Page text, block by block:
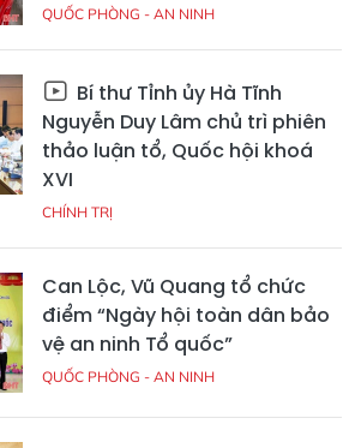
QUỐC PHÒNG - AN NINH
Bí thư Tỉnh ủy Hà Tĩnh
Nguyễn Duy Lâm chủ trì phiên
thảo luận tổ, Quốc hội khoá
XVI
CHÍNH TRỊ
Can Lộc, Vũ Quang tổ chức
điểm “Ngày hội toàn dân bảo
vệ an ninh Tổ quốc”
QUỐC PHÒNG - AN NINH